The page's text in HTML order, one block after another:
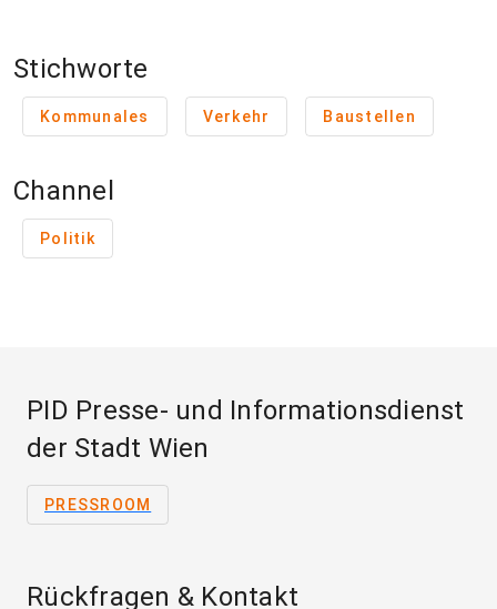
Stichworte
Kommunales Verkehr Baustellen
Channel
Politik
PID Presse- und Informationsdienst
der Stadt Wien
PRESSROOM
Rückfragen & Kontakt